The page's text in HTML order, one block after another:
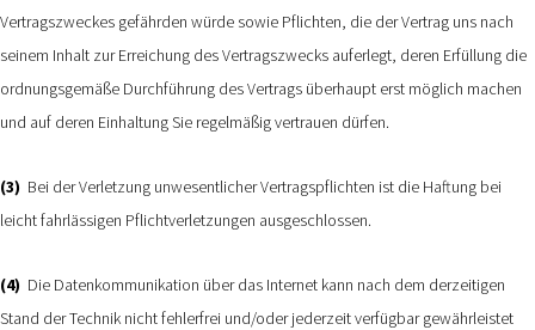
Vertragszweckes gefährden würde sowie Pflichten, die der Vertrag uns nach
seinem Inhalt zur Erreichung des Vertragszwecks auferlegt, deren Erfüllung die
ordnungsgemäße Durchführung des Vertrags überhaupt erst möglich machen
und auf deren Einhaltung Sie regelmäßig vertrauen dürfen.
(3) Bei der Verletzung unwesentlicher Vertragspflichten ist die Haftung bei
leicht fahrlässigen Pflichtverletzungen ausgeschlossen.
(4) Die Datenkommunikation über das Internet kann nach dem derzeitigen
Stand der Technik nicht fehlerfrei und/oder jederzeit verfügbar gewährleistet